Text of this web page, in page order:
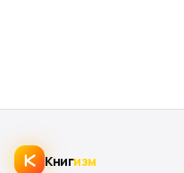
Книгизм